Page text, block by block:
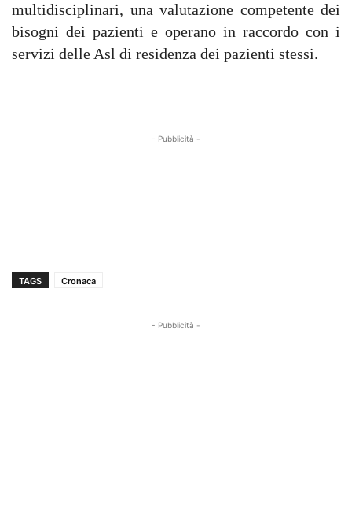
multidisciplinari, una valutazione competente dei
bisogni dei pazienti e operano in raccordo con i
servizi delle Asl di residenza dei pazienti stessi.
- Pubblicità -
TAGS Cronaca
- Pubblicità -